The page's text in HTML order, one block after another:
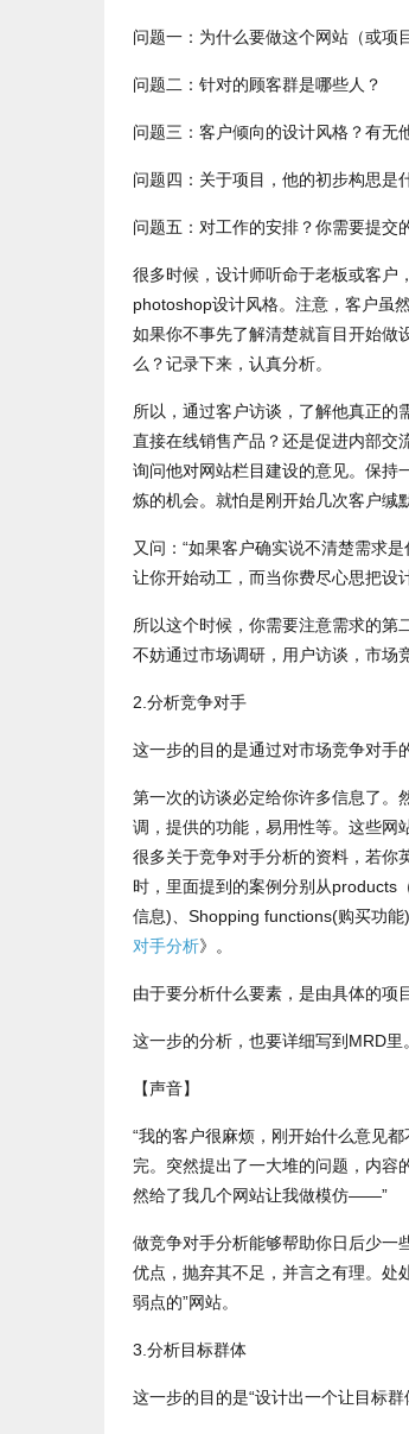
问题一：为什么要做这个网站（或
问题二：针对的顾客群是哪些人？
问题三：客户倾向的设计风格？有无
问题四：关于项目，他的初步构思是
问题五：对工作的安排？你需要提交
很多时候，设计师听命于老板或客户
photoshop设计风格。注意，客户虽
如果你不事先了解清楚就盲目开始做
么？记录下来，认真分析。
所以，通过客户访谈，了解他真正的
直接在线销售产品？还是促进内部
询问他对网站栏目建设的意见。保持
炼的机会。就怕是刚开始几次客户缄
又问：“如果客户确实说不清楚需求
让你开始动工，而当你费尽心思把设
所以这个时候，你需要注意需求的
不妨通过市场调研，用户访谈，市场
2.分析竞争对手
这一步的目的是通过对市场竞争对手
第一次的访谈必定给你许多信息了。
调，提供的功能，易用性等。这些网
很多关于竞争对手分析的资料，若
时，里面提到的案例分别从products
信息)、Shopping functions(购买功
对手分析》。
由于要分析什么要素，是由具体的项
这一步的分析，也要详细写到MRD里。
【声音】
“我的客户很麻烦，刚开始什么意见
完。突然提出了一大堆的问题，内容
然给了我几个网站让我做模仿——”
做竞争对手分析能够帮助你日后少
优点，抛弃其不足，并言之有理。
弱点的”网站。
3.分析目标群体
这一步的目的是“设计出一个让目标